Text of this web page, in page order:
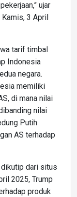
ujar
3 April
tarif timbal
Indonesia
negara.
memiliki
di mana nilai
nilai
Putih
AS terhadap
dikutip dari situs
2025, Trump
produk